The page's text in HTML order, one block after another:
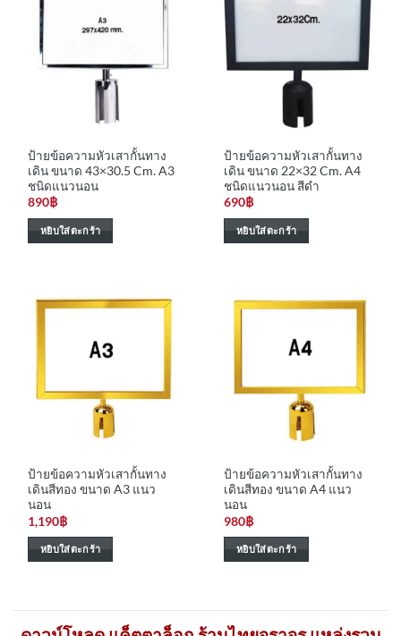
ป้ายข้อความหัวเสากั้นทาง
เดิน ขนาด 43×30.5 Cm. A3
ชนิดแนวนอน
890฿
หยิบใส่ตะกร้า
ป้ายข้อความหัวเสากั้นทาง
เดิน ขนาด 22×32 Cm. A4
ชนิดแนวนอน สีดำ
690฿
หยิบใส่ตะกร้า
ป้ายข้อความหัวเสากั้นทาง
เดินสีทอง ขนาด A3 แนว
นอน
1,190฿
หยิบใส่ตะกร้า
ป้ายข้อความหัวเสากั้นทาง
เดินสีทอง ขนาด A4 แนว
นอน
980฿
หยิบใส่ตะกร้า